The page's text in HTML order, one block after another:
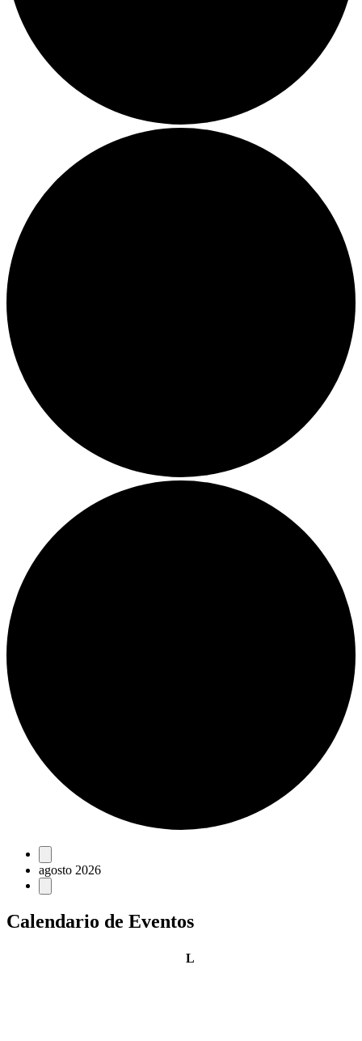
Eventos
agosto 2026
Calendario de Eventos
Llunes